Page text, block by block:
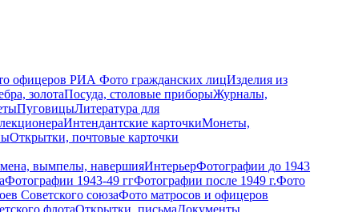
офицеров РИАФото гражданских лицИзделия из
золотаПосуда, столовые приборыЖурналы,
ПуговицыЛитература для
Интендантские карточкиМонеты,
Открытки, почтовые карточки
вымпелы, навершияИнтерьерФотографии до 1943
Фотографии 1943-49 ггФотографии после 1949 г.Фото
Советского союзаФото матросов и офицеров
флотаОткрытки, письмаДокументы,